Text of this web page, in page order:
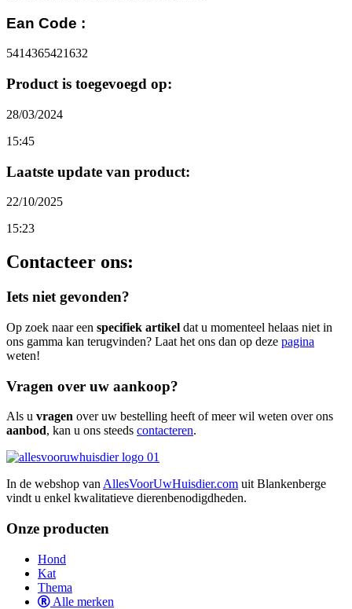
Ean Code :
5414365421632
Product is toegevoegd op:
28/03/2024
15:45
Laatste update van product:
22/10/2025
15:23
Contacteer ons:
Iets niet gevonden?
Op zoek naar een specifiek artikel dat u momenteel helaas niet in
ons gamma kan terugvinden? Laat het ons dan op deze pagina
weten!
Vragen over uw aankoop?
Als u vragen over uw bestelling heeft of meer wil weten over ons
aanbod, kan u ons steeds contacteren.
In de webshop van AllesVoorUwHuisdier.com uit Blankenberge
vindt u enkel kwalitatieve dierenbenodigdheden.
Onze producten
Hond
Kat
Thema
Alle merken